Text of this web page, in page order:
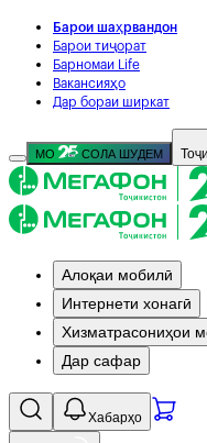
Барои шаҳрвандон
Барои тиҷорат
Барномаи Life
Вакансияҳо
Дар бораи ширкат
МО СОЛА ШУДЕМ
Алоқаи мобилӣ
Интернети хонагӣ
Хизматрасониҳои
Дар сафар
Хабарҳо